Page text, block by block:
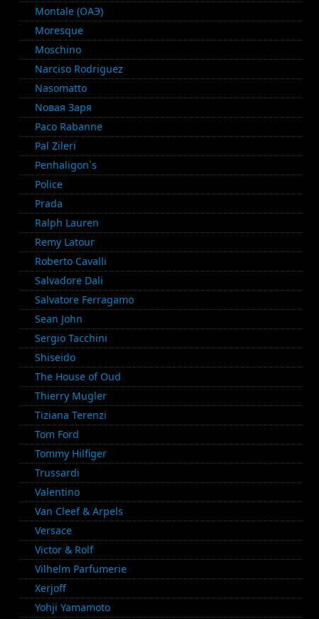
Montale (ОАЭ)
Moresque
Moschino
Narciso Rodriguez
Nasomatto
Nовая Заря
Paco Rabanne
Pal Zileri
Penhaligon`s
Police
Prada
Ralph Lauren
Remy Latour
Roberto Cavalli
Salvadore Dali
Salvatore Ferragamo
Sean John
Sergio Tacchini
Shiseido
The House of Oud
Thierry Mugler
Tiziana Terenzi
Tom Ford
Tommy Hilfiger
Trussardi
Valentino
Van Cleef & Arpels
Versace
Victor & Rolf
Vilhelm Parfumerie
Xerjoff
Yohji Yamamoto